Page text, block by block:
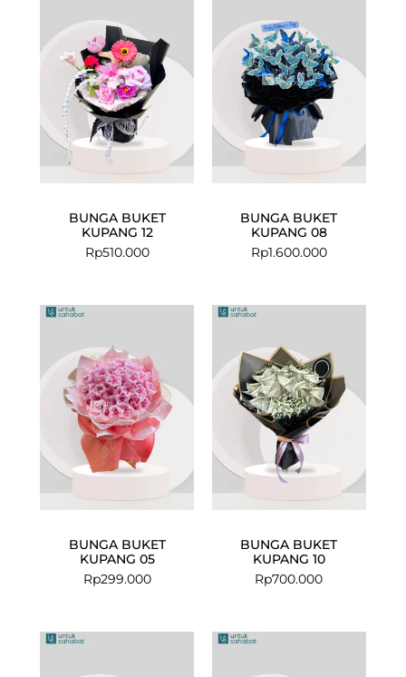
BUNGA BUKET
KUPANG 12
Rp510.000
BUNGA BUKET
KUPANG 08
Rp1.600.000
BUNGA BUKET
KUPANG 05
Rp299.000
BUNGA BUKET
KUPANG 10
Rp700.000